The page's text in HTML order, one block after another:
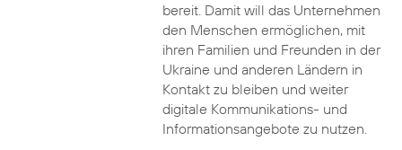
bereit. Damit will das Unternehmen
den Menschen ermöglichen, mit
ihren Familien und Freunden in der
Ukraine und anderen Ländern in
Kontakt zu bleiben und weiter
digitale Kommunikations- und
Informationsangebote zu nutzen.